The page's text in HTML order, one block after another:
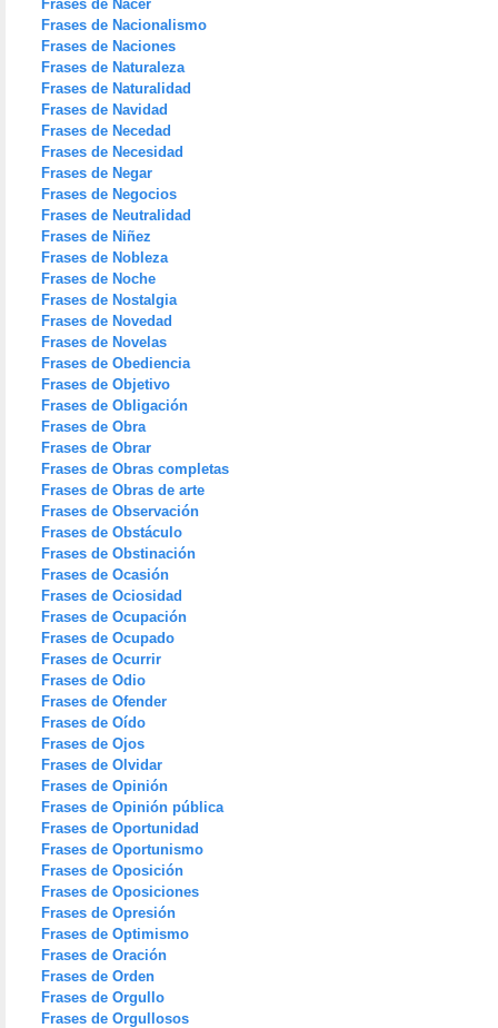
Frases de Nacer
Frases de Nacionalismo
Frases de Naciones
Frases de Naturaleza
Frases de Naturalidad
Frases de Navidad
Frases de Necedad
Frases de Necesidad
Frases de Negar
Frases de Negocios
Frases de Neutralidad
Frases de Niñez
Frases de Nobleza
Frases de Noche
Frases de Nostalgia
Frases de Novedad
Frases de Novelas
Frases de Obediencia
Frases de Objetivo
Frases de Obligación
Frases de Obra
Frases de Obrar
Frases de Obras completas
Frases de Obras de arte
Frases de Observación
Frases de Obstáculo
Frases de Obstinación
Frases de Ocasión
Frases de Ociosidad
Frases de Ocupación
Frases de Ocupado
Frases de Ocurrir
Frases de Odio
Frases de Ofender
Frases de Oído
Frases de Ojos
Frases de Olvidar
Frases de Opinión
Frases de Opinión pública
Frases de Oportunidad
Frases de Oportunismo
Frases de Oposición
Frases de Oposiciones
Frases de Opresión
Frases de Optimismo
Frases de Oración
Frases de Orden
Frases de Orgullo
Frases de Orgullosos